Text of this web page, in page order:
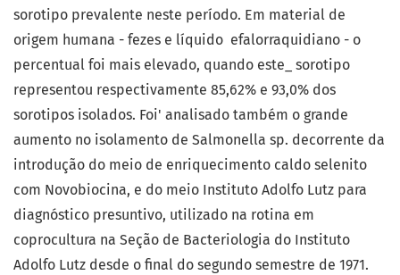
sorotipo prevalente neste período. Em material de
origem humana - fezes e líquido efalorraquidiano - o
percentual foi mais elevado, quando este_ sorotipo
representou respectivamente 85,62% e 93,0% dos
sorotipos isolados. Foi' analisado também o grande
aumento no isolamento de Salmonella sp. decorrente da
introdução do meio de enriquecimento caldo selenito
com Novobiocina, e do meio Instituto Adolfo Lutz para
diagnóstico presuntivo, utilizado na rotina em
coprocultura na Seção de Bacteriologia do Instituto
Adolfo Lutz desde o final do segundo semestre de 1971.